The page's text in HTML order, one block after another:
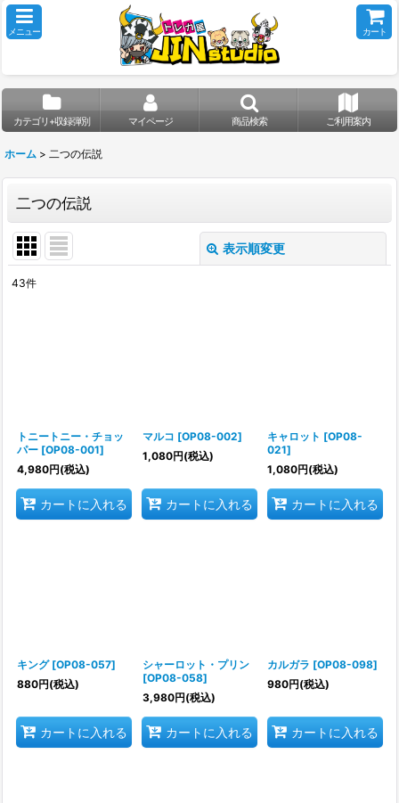
メニュー カート
カテゴリ+収録弾別 マイページ 商品検索 ご利用案内
ホーム > 二つの伝説
二つの伝説
表示順変更
43件
トニートニー・チョッ
パー [OP08-001]
4,980円(税込)
カートに入れる
マルコ [OP08-002]
1,080円(税込)
カートに入れる
キャロット [OP08-
021]
1,080円(税込)
カートに入れる
キング [OP08-057]
880円(税込)
カートに入れる
シャーロット・プリン
[OP08-058]
3,980円(税込)
カートに入れる
カルガラ [OP08-098]
980円(税込)
カートに入れる